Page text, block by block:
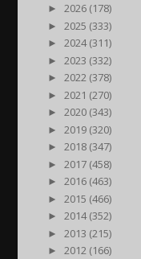
►
2026 (178)
►
2025 (333)
►
2024 (311)
►
2023 (332)
►
2022 (378)
►
2021 (270)
►
2020 (343)
►
2019 (320)
►
2018 (347)
►
2017 (458)
►
2016 (463)
►
2015 (466)
►
2014 (352)
►
2013 (215)
►
2012 (166)